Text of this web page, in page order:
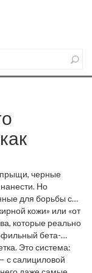
прыщи, черные
Но
для борьбы с
вызывающиеся
Propionibacterium
, они должны
пор. Многие
лучше. Это
кожи» или «от
которые реально
бета-
в поры,
ниацинамид,
Это система:
с салициловой